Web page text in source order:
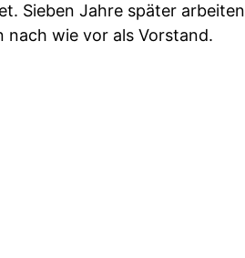
Sieben Jahre später arbeiten
nach wie vor als Vorstand.